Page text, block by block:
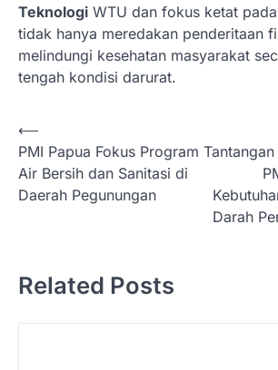
Teknologi WTU dan fokus ketat
tidak hanya meredakan penderitaan
melindungi kesehatan masyarakat
tengah kondisi darurat.
N
a
v
a
s
⟵
PMI Papua Fokus Program
Air Bersih dan Sanitasi di
Daerah Pegunungan
Darah
Related Posts